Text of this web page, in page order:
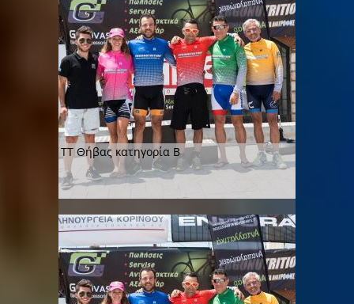
ΤΤ Θήβας κατηγορία Β